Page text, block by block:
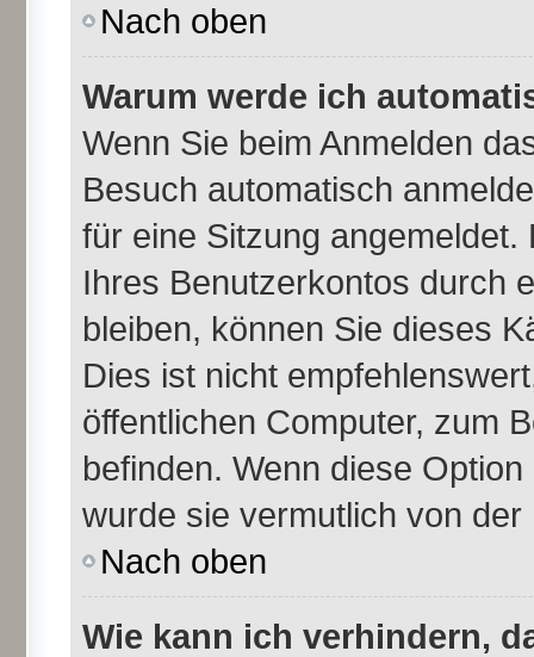
Nach oben
Warum werde ich
Wenn Sie beim Anmelden
Besuch automatisch
für eine Sitzung
Ihres Benutzerkontos durch
bleiben, können Sie dieses
Dies ist nicht
öffentlichen Computer, zum
befinden. Wenn diese
wurde sie vermutlich von
Nach oben
Wie kann ich verhindern,